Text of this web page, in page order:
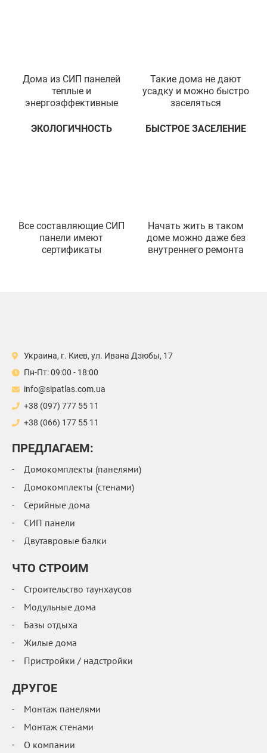
Дома из СИП панелей
теплые и
энергоэффективные
Такие дома не дают
усадку и можно быстро
заселяться
ЭКОЛОГИЧНОСТЬ
Все составляющие СИП
панели имеют
сертификаты
БЫСТРОЕ ЗАСЕЛЕНИЕ
Начать жить в таком
доме можно даже без
внутреннего ремонта
Украина, г. Киев, ул. Ивана Дзюбы, 17
Пн-Пт: 09:00 - 18:00
info@sipatlas.com.ua
+38 (097) 777 55 11
+38 (066) 177 55 11
ПРЕДЛАГАЕМ:
Домокомплекты (панелями)
Домокомплекты (стенами)
Серийные дома
СИП панели
Двутавровые балки
ЧТО СТРОИМ
Строительство таунхаусов
Модульные дома
Базы отдыха
Жилые дома
Пристройки / надстройки
ДРУГОЕ
Монтаж панелями
Монтаж стенами
О компании